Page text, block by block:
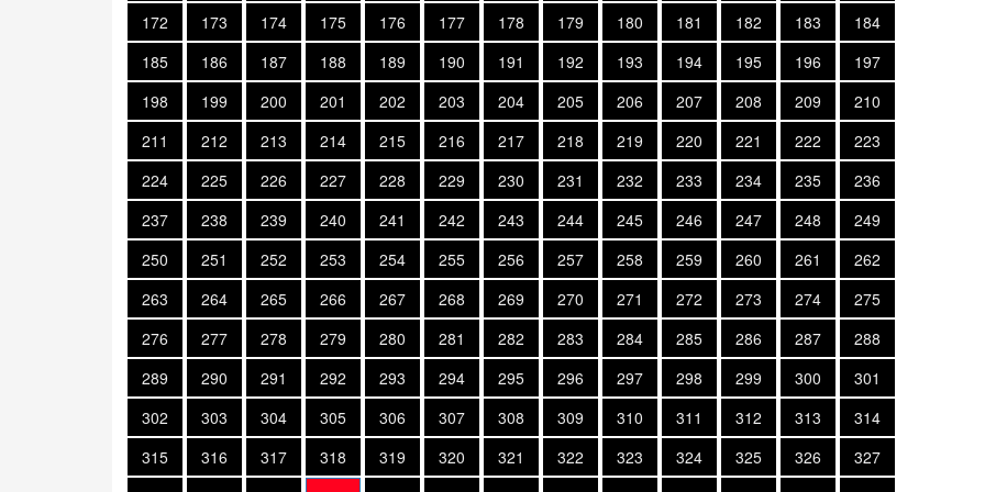
172
173 174 175 176 177 178 179 180 181 182 183
184
185
186 187 188 189 190 191 192 193 194 195 196
197
198
199 200 201 202 203 204 205 206 207 208 209
210
211
212 213 214 215 216 217 218 219 220 221 222
223
224
225 226 227 228 229 230 231 232 233 234 235
236
237
238 239 240 241 242 243 244 245 246 247 248
249
250
251 252 253 254 255 256 257 258 259 260 261
262
263
264 265 266 267 268 269 270 271 272 273 274
275
276
277 278 279 280 281 282 283 284 285 286 287
288
289
290 291 292 293 294 295 296 297 298 299 300
301
302
303 304 305 306 307 308 309 310 311 312 313
314
315
316 317 318 319 320 321 322 323 324 325 326
327